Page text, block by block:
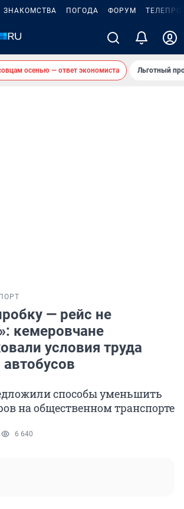
ЗНАКОМСТВА ПОГОДА ФОРУМ
осенью — ответ экономиста Льготный
— рейс не
кемеровчане
условия труда
способы уменьшить
на общественном транспорте
6 640